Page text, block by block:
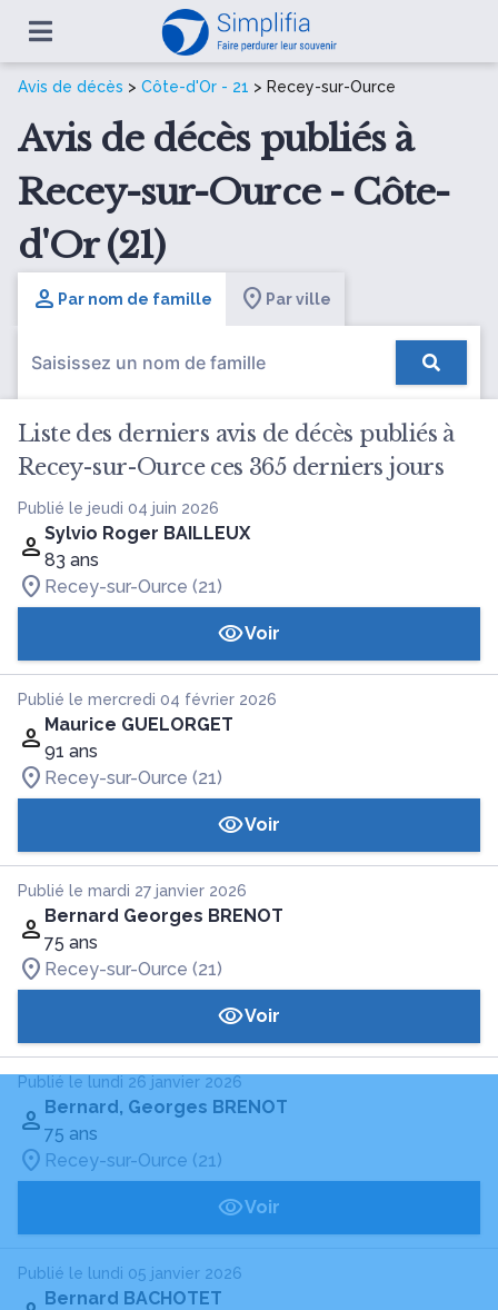
Avis de décès > Côte-d'Or - 21 > Recey-sur-Ource
Avis de décès publiés à
Recey-sur-Ource - Côte-
d'Or (21)
Par nom de famille Par ville
Liste des derniers avis de décès publiés à
Recey-sur-Ource ces 365 derniers jours
Publié le jeudi 04 juin 2026
Sylvio Roger BAILLEUX
83 ans
Recey-sur-Ource (21)
Voir
Publié le mercredi 04 février 2026
Maurice GUELORGET
91 ans
Recey-sur-Ource (21)
Voir
Publié le mardi 27 janvier 2026
Bernard Georges BRENOT
75 ans
Recey-sur-Ource (21)
Voir
Publié le lundi 26 janvier 2026
Bernard, Georges BRENOT
75 ans
Recey-sur-Ource (21)
Voir
Publié le lundi 05 janvier 2026
Bernard BACHOTET